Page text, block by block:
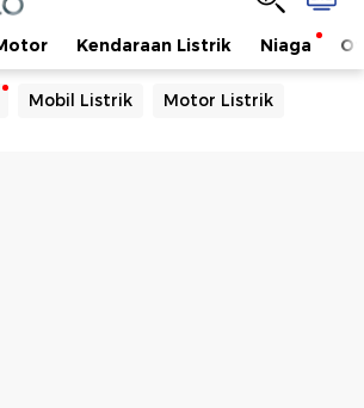
Kendaraan Listrik Niaga
Mobil Listrik Motor Listrik